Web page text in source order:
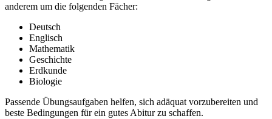
anderem um die folgenden Fächer:
Deutsch
Englisch
Mathematik
Geschichte
Erdkunde
Biologie
Passende Übungsaufgaben helfen, sich adäquat vorzubereiten und
beste Bedingungen für ein gutes Abitur zu schaffen.